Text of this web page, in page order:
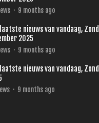
· 9 months ago
nieuws van vandaag,
2025
· 9 months ago
nieuws van vandaag,
· 9 months ago